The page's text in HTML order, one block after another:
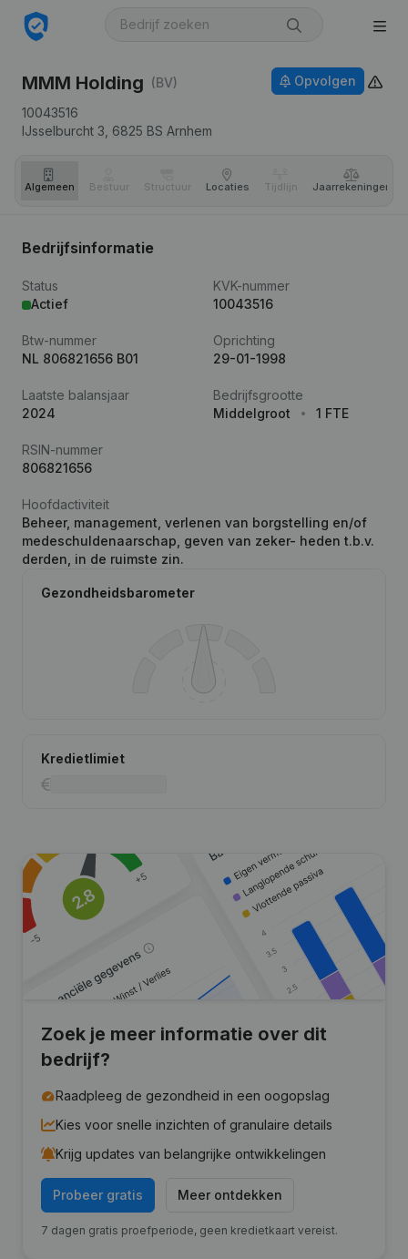
MMM Holding (BV)
10043516
IJsselburcht 3, 6825 BS Arnhem
Opvolgen
Algemeen Bestuur Structuur Locaties Tijdlijn Jaar­rekeningen
Bedrijfsinformatie
Status
Actief
KVK-nummer
10043516
Btw-nummer
NL 806821656 B01
Oprichting
29-01-1998
Laatste balansjaar
2024
Bedrijfsgrootte
Middelgroot
1 FTE
RSIN-nummer
806821656
Hoofdactiviteit
Beheer, management, verlenen van borgstelling en/of
medeschuldenaarschap, geven van zeker- heden t.b.v.
derden, in de ruimste zin.
Gezondheidsbarometer
Kredietlimiet
Zoek je meer informatie over dit
bedrijf?
Raadpleeg de gezondheid in een oogopslag
Kies voor snelle inzichten of granulaire details
Krijg updates van belangrijke ontwikkelingen
Probeer gratis Meer ontdekken
7 dagen gratis proefperiode, geen kredietkaart vereist.